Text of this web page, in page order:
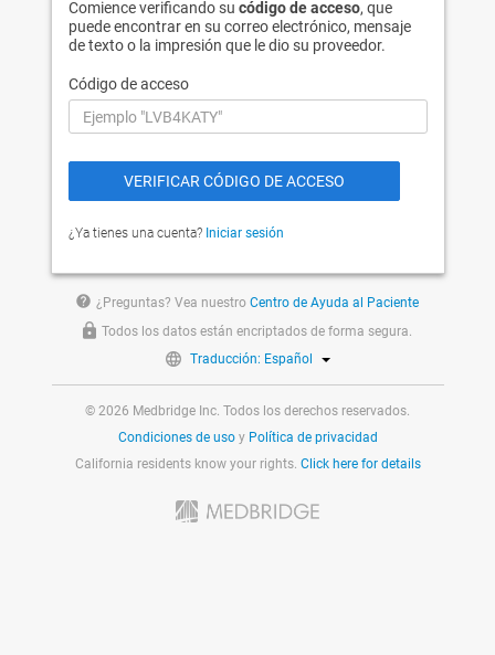
Comience verificando su código de acceso, que
puede encontrar en su correo electrónico, mensaje
de texto o la impresión que le dio su proveedor.
Código de acceso
¿Ya tienes una cuenta? Iniciar sesión
help ¿Preguntas? Vea nuestro Centro de Ayuda al Paciente
Todos los datos están encriptados de forma segura.
Traducción: Español
© 2026 Medbridge Inc. Todos los derechos reservados.
Condiciones de usoy Política de privacidad
California residents know your rights. Click here for details